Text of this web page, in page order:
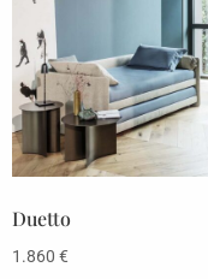
Duetto
1.860 €